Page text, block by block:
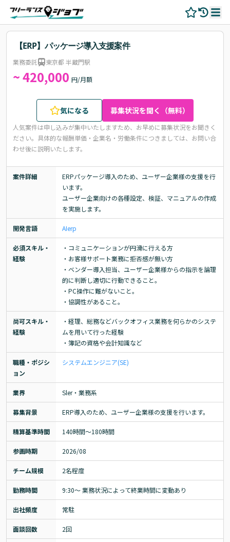
【ERP】パッケージ導入支援案件
業務委託 東京都 半蔵門駅
~ 420,000 円/月額
気になる 募集状況を聞く（無料）
人気案件は申し込みが集中いたしますため、お早めに募集状況をお聞きく
ださい。 具体的な報酬単価・企業名・労働条件につきましては、お問い合
わせ後に説明いたします。
案件詳細
ERPパッケージ導入のため、ユーザー企業様の支援を行
います。
ユーザー企業向けの各種設定、検証、マニュアルの作成
を実施します。
開発言語 AIerp
必須スキル・
経験
・コミュニケーションが円滑に行える方
・お客様サポート業務に拒否感が無い方
・ベンダー導入担当、ユーザー企業様からの指示を論理
的に判断し適切に行動できること。
・PC操作に難がないこと。
・協調性があること。
尚可スキル・
経験
・経理、総務などバックオフィス業務を何らかのシステ
ムを用いて行った経験
・簿記の資格や会計知識など
職種・ポジシ
ョン
システムエンジニア(SE)
業界 Sler・業務系
募集背景 ERP導入のため、ユーザー企業様の支援を行います。
精算基準時間 140時間〜180時間
参画時期 2026/08
チーム規模 2名程度
勤務時間 9:30～ 業務状況によって終業時間に変動あり
出社頻度 常駐
面談回数 2回